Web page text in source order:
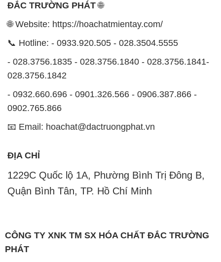
ĐẮC TRƯỜNG PHÁT🌐
🌐 Website: https://hoachatmientay.com/
📞 Hotline: - 0933.920.505 - 028.3504.5555
- 028.3756.1835 - 028.3756.1840 - 028.3756.1841-
028.3756.1842
- 0932.660.696 - 0901.326.566 - 0906.387.866 -
0902.765.866
📧 Email: hoachat@dactruongphat.vn
ĐỊA CHỈ
1229C Quốc lộ 1A, Phường Bình Trị Đông B,
Quận Bình Tân, TP. Hồ Chí Minh
CÔNG TY XNK TM SX HÓA CHẤT ĐẮC TRƯỜNG
PHÁT